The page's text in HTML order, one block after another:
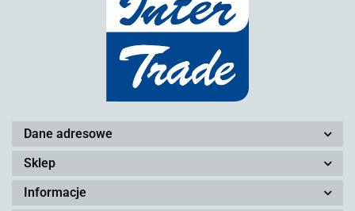
Dane adresowe
Sklep
Informacje